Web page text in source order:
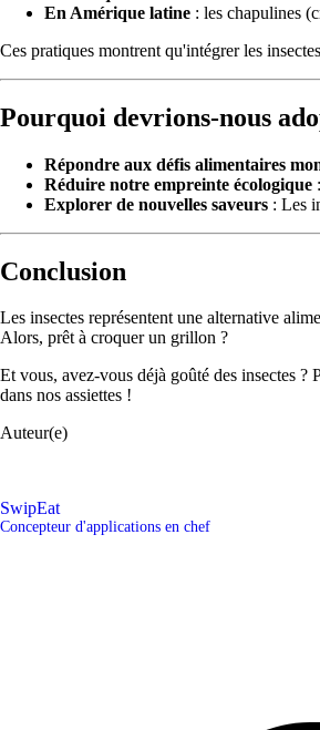
En Amérique latine : les chapulines
Ces pratiques montrent qu'intégrer les
Pourquoi devrions-nous
Répondre aux défis alimentaires
Réduire notre empreinte écologique
Explorer de nouvelles saveurs : Les
Conclusion
Les insectes représentent une alternative
Alors, prêt à croquer un grillon ?
Et vous, avez-vous déjà goûté des insectes
dans nos assiettes !
Auteur(e)
SwipEat
Concepteur d'applications en chef